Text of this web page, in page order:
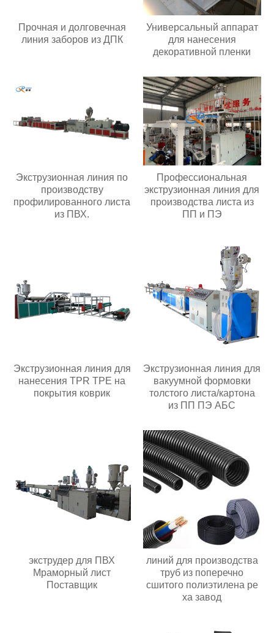
Прочная и долговечная
линия заборов из ДПК
Универсальный аппарат
для нанесения
декоративной пленки
Экструзионная линия по
производству
профилированного листа
из ПВХ.
Профессиональная
экструзионная линия для
производства листа из
ПП и ПЭ
Экструзионная линия для
нанесения TPR TPE на
покрытия коврик
Экструзионная линия для
вакуумной формовки
толстого листа/картона
из ПП ПЭ АБС
экструдер для ПВХ
Мраморный лист
Поставщик
линий для производства
труб из поперечно
сшитого полиэтилена pe
xa завод